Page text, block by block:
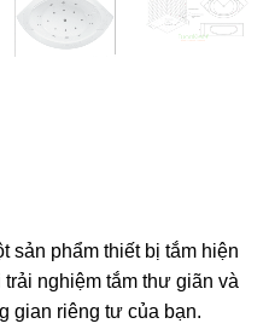
sản phẩm thiết bị tắm hiện
nghiệm tắm thư giãn và
gian riêng tư của bạn.